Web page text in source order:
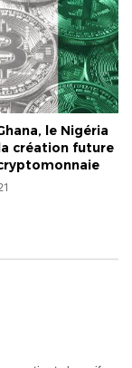
le Nigéria
création future